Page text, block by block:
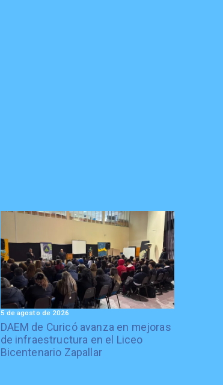
DAEM de Curicó avanza en mejoras
de infraestructura en el Liceo
Bicentenario Zapallar
5 de agosto de 2026